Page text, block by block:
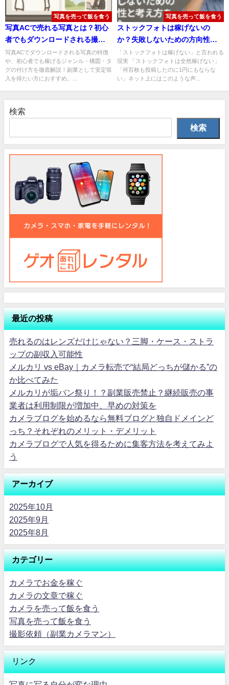
写真を売って飯を食う
写真ACで売れる写真とは？初心
者でもダウンロードされる撮影
のコツとジャンル7選
写真ACでダウンロードされる写真の特徴
や、初心者でも稼げるジャンル・構図・タ
グの付け方を徹底解説！副業として安定収
入を得たい方におすすめ。...
写真を売って飯を食う
ストックフォトは稼げないの
か？失敗しないための方向性と
考え方をご紹介
「ストックフォトは稼げない」と言われる
現実 「ストックフォトは全然稼げない」
「何百枚も投稿したのに1円にもならな
い」ネット上にはこのような声...
検索
検索
最近の投稿
売れるのはレンズだけじゃない？三脚・ケース・ストラ
ップの副収入可能性
メルカリ vs eBay｜カメラ転売で“結局どっちが儲かる”の
か比べてみた
メルカリが垢バン祭り！？副業販売禁止？継続販売の事
業者は利用制限が増加中、早めの対策を
カメラブログを始めるなら無料ブログと独自ドメインど
っち？それぞれのメリット・デメリット
カメラブログで人気を得るために集客方法を考えてみよ
う
アーカイブ
2025年10月
2025年9月
2025年8月
カテゴリー
カメラでお金を稼ぐ
カメラの文章で稼ぐ
カメラを売って飯を食う
写真を売って飯を食う
撮影依頼（副業カメラマン）
リンク